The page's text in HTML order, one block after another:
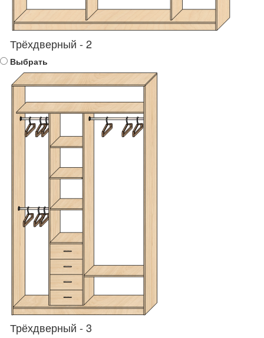
Трёхдверный - 2
Выбрать
Трёхдверный - 3